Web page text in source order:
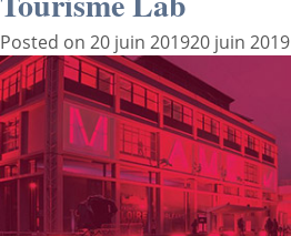
Posted on 20 juin 201920 juin 2019